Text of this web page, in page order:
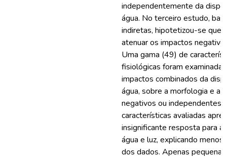
independentemente da
água. No terceiro estudo,
indiretas, hipotetizou-se que
atenuar os impactos
Uma gama (49) de
fisiológicas foram
impactos combinados da
água, sobre a morfologia e a
negativos ou independentes.
características avaliadas
insignificante resposta para
água e luz, explicando
dos dados. Apenas